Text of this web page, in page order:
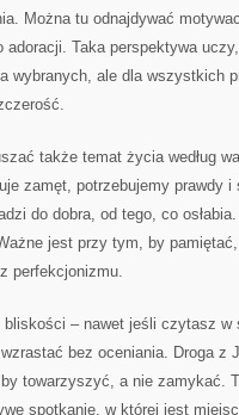
Można tu odnajdywać
Taka perspektywa
wybranych, ale dla wszystkich
także temat życia według
zamęt, potrzebujemy prawdy
do dobra, od tego, co
jest przy tym, by
perfekcjonizmu.
– nawet jeśli czytasz w
bez oceniania. Droga z
towarzyszyć, a nie zamykać.
spotkanie, w której jest